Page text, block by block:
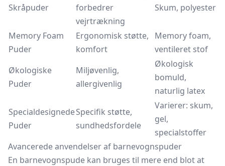
Skråpuder
forbedrer
vejrtrækning
Skum, polyester
Memory Foam
Puder
Ergonomisk støtte,
komfort
Memory foam,
ventileret stof
Økologiske
Puder
Miljøvenlig,
allergivenlig
Økologisk
bomuld,
naturlig latex
Specialdesignede
Puder
Specifik støtte,
sundhedsfordele
Varierer: skum,
gel,
specialstoffer
Avancerede anvendelser af barnevognspuder
En barnevognspude kan bruges til mere end blot at